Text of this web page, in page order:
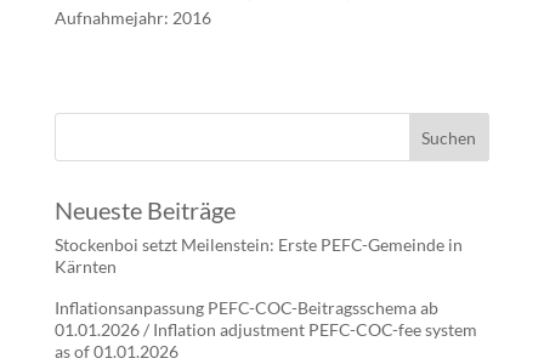
Aufnahmejahr: 2016
Neueste Beiträge
Stockenboi setzt Meilenstein: Erste PEFC-Gemeinde in
Kärnten
Inflationsanpassung PEFC-COC-Beitragsschema ab
01.01.2026 / Inflation adjustment PEFC-COC-fee system
as of 01.01.2026